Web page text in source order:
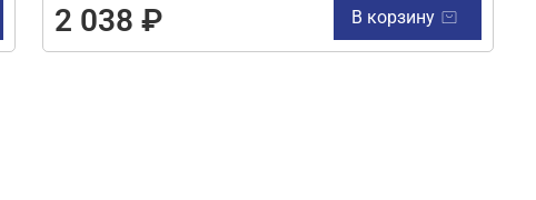
2 038 ₽ В корзину